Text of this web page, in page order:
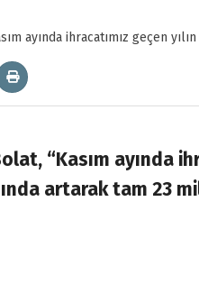
“Kasım ayında
artarak tam 23